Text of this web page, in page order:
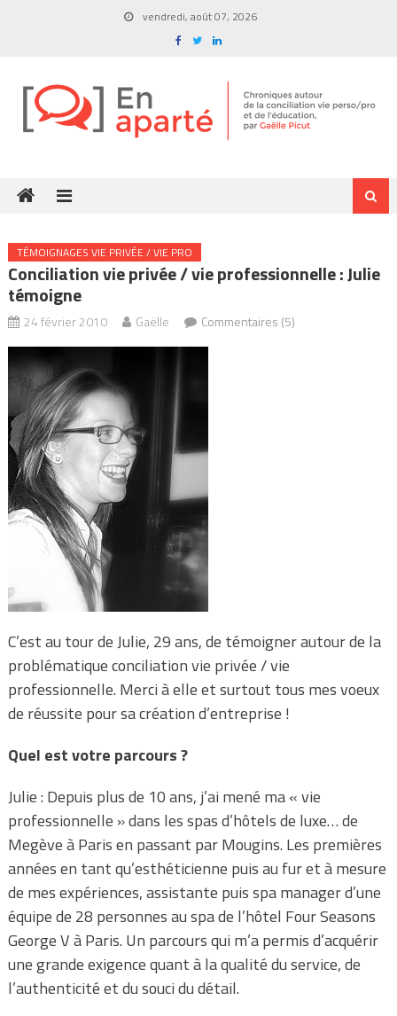
vendredi, août 07, 2026
TÉMOIGNAGES VIE PRIVÉE / VIE PRO
Conciliation vie privée / vie professionnelle : Julie
témoigne
24 février 2010 Gaëlle Commentaires (5)
C’est au tour de Julie, 29 ans, de témoigner autour de la
problématique conciliation vie privée / vie
professionnelle. Merci à elle et surtout tous mes voeux
de réussite pour sa création d’entreprise !
Quel est votre parcours ?
Julie : Depuis plus de 10 ans, j’ai mené ma « vie
professionnelle » dans les spas d’hôtels de luxe… de
Megève à Paris en passant par Mougins. Les premières
années en tant qu’esthéticienne puis au fur et à mesure
de mes expériences, assistante puis spa manager d’une
équipe de 28 personnes au spa de l’hôtel Four Seasons
George V à Paris. Un parcours qui m’a permis d’acquérir
une grande exigence quant à la qualité du service, de
l’authenticité et du souci du détail.